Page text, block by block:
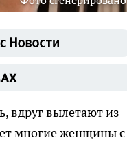
вдруг вылетают из
многие женщины с